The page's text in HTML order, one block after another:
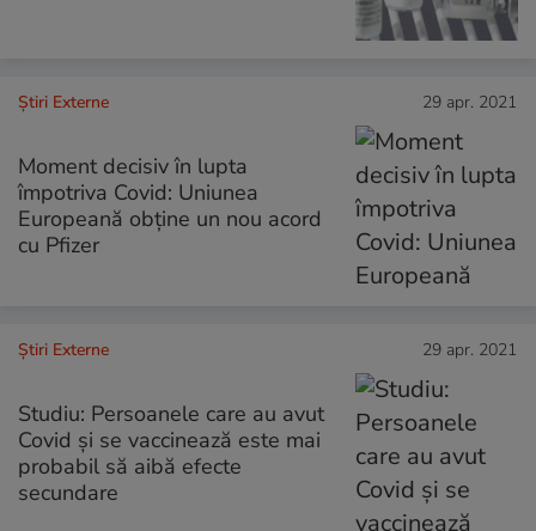
Știri Externe 29 apr. 2021
Moment decisiv în lupta
împotriva Covid: Uniunea
Europeană obține un nou acord
cu Pfizer
Știri Externe 29 apr. 2021
Studiu: Persoanele care au avut
Covid și se vaccinează este mai
probabil să aibă efecte
secundare